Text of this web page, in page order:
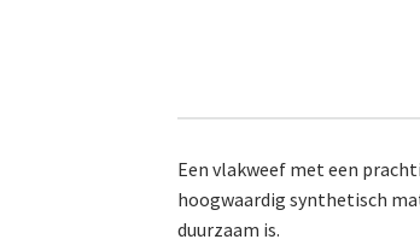
Een vlakweef met een
hoogwaardig synthetisch
duurzaam is.